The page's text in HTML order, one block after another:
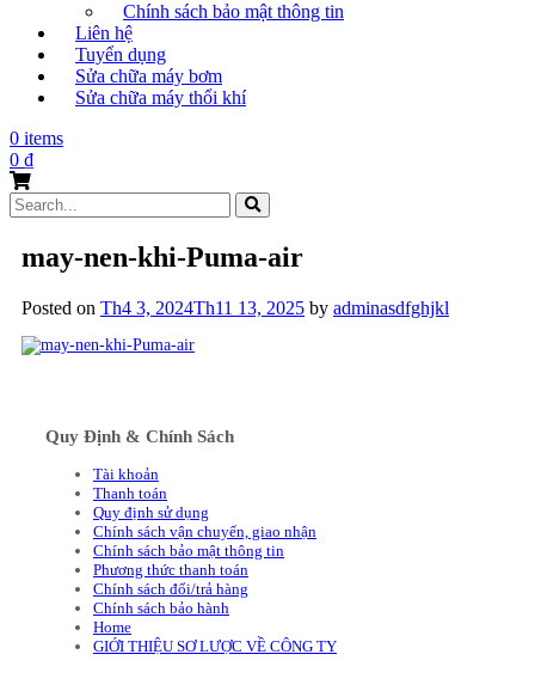
Chính sách bảo mật thông tin
Liên hệ
Tuyển dụng
Sửa chữa máy bơm
Sửa chữa máy thổi khí
0 items
0 ₫
Search
for:
may-nen-khi-Puma-air
Posted on Th4 3, 2024Th11 13, 2025 by adminasdfghjkl
Quy Định & Chính Sách
Tài khoản
Thanh toán
Quy định sử dụng
Chính sách vận chuyển, giao nhận
Chính sách bảo mật thông tin
Phương thức thanh toán
Chính sách đổi/trả hàng
Chính sách bảo hành
Home
GIỚI THIỆU SƠ LƯỢC VỀ CÔNG TY